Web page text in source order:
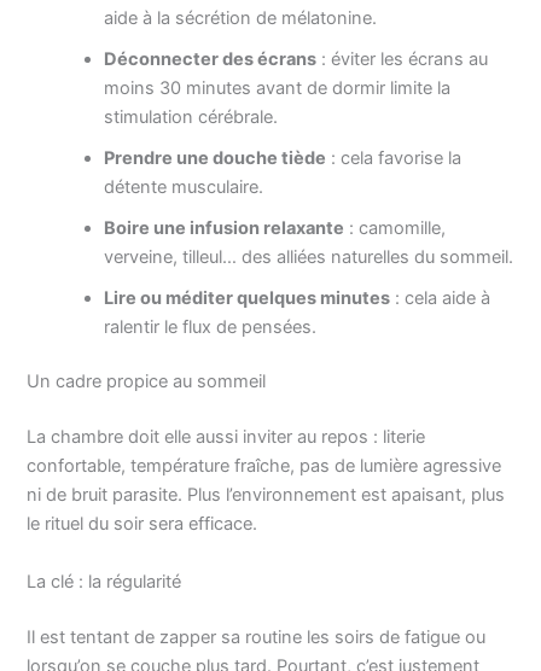
aide à la sécrétion de mélatonine.
Déconnecter des écrans : éviter les écrans au
moins 30 minutes avant de dormir limite la
stimulation cérébrale.
Prendre une douche tiède : cela favorise la
détente musculaire.
Boire une infusion relaxante : camomille,
verveine, tilleul… des alliées naturelles du sommeil.
Lire ou méditer quelques minutes : cela aide à
ralentir le flux de pensées.
Un cadre propice au sommeil
La chambre doit elle aussi inviter au repos : literie
confortable, température fraîche, pas de lumière agressive
ni de bruit parasite. Plus l’environnement est apaisant, plus
le rituel du soir sera efficace.
La clé : la régularité
Il est tentant de zapper sa routine les soirs de fatigue ou
lorsqu’on se couche plus tard. Pourtant, c’est justement